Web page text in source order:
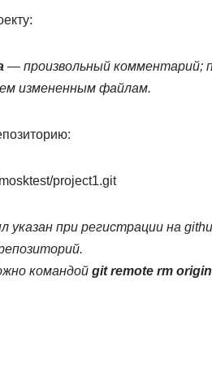
— произвольный комментарий;
измененным файлам.
project1.git
при регистрации на
командой git remote rm origin